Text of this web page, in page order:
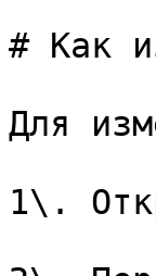
# Как
Для
1\.